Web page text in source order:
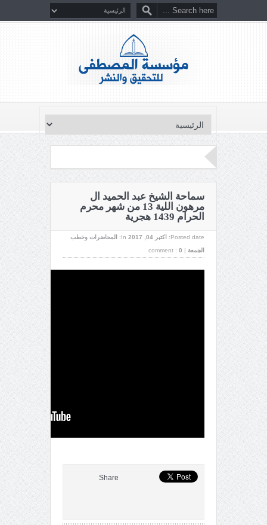
سماحة الشيخ عبد الحميد ال
مرهون اللية 13 من شهر محرم
الحرام 1439 هجرية
Posted date: اکتبر 04, 2017 In:
المحاضرات وخطب
الجمعة |
comment : 0
Share